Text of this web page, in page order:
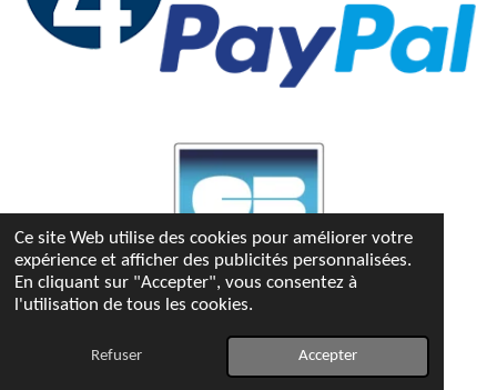
Ce site Web utilise des cookies pour améliorer votre
expérience et afficher des publicités personnalisées.
En cliquant sur "Accepter", vous consentez à
l'utilisation de tous les cookies.
Refuser Accepter